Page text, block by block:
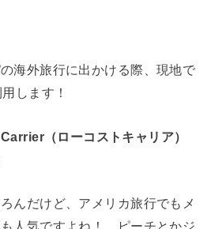
海外旅行に出かける際、現地で
します！
（ローコストキャリア）
んだけど、アメリカ旅行でもメ
も人気ですよね！ ピーチとかジ